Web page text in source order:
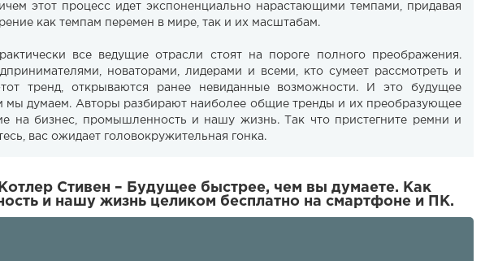
этот процесс идет экспоненциально нарастающими темпами, придавая
как темпам перемен в мире, так и их масштабам.
все ведущие отрасли стоят на пороге полного преображения.
новаторами, лидерами и всеми, кто сумеет рассмотреть и
тренд, открываются ранее невиданные возможности. И это будущее
мы думаем. Авторы разбирают наиболее общие тренды и их преобразующее
на бизнес, промышленность и нашу жизнь. Так что пристегните ремни и
вас ожидает головокружительная гонка.
Стивен – Будущее быстрее, чем вы думаете. Как
и нашу жизнь целиком бесплатно на смартфоне и ПК.